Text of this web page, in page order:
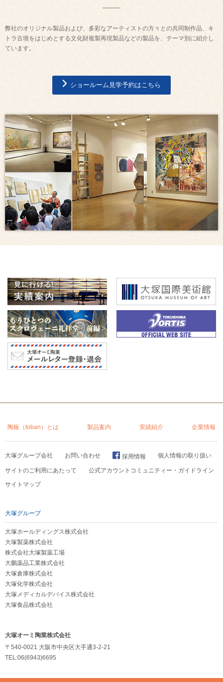
弊社のオリジナル製品および、多彩なアーティストの方々との共同制作品、キ
トラ古墳をはじめとする文化財複製再現製品などの製品を、テーマ別に紹介し
ています。
ショールーム見学予約はこちら
陶板（toban）とは 製品案内 実績紹介 企業情報
大塚グループ会社 お問い合わせ 採用情報 個人情報の取り扱い
サイトのご利用にあたって
公式アカウントコミュニティー・ガイドライン
サイトマップ
大塚グループ
大塚ホールディングス株式会社
大塚製薬株式会社
株式会社大塚製薬工場
大鵬薬品工業株式会社
大塚倉庫株式会社
大塚化学株式会社
大塚メディカルデバイス株式会社
大塚食品株式会社
大塚オーミ陶業株式会社
〒540-0021 大阪市中央区大手通3-2-21
TEL:06(6943)6695